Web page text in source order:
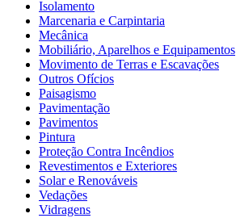
Isolamento
Marcenaria e Carpintaria
Mecânica
Mobiliário, Aparelhos e Equipamentos
Movimento de Terras e Escavações
Outros Ofícios
Paisagismo
Pavimentação
Pavimentos
Pintura
Proteção Contra Incêndios
Revestimentos e Exteriores
Solar e Renováveis
Vedações
Vidragens